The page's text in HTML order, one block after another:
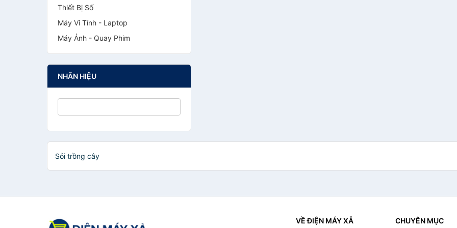
Thiết Bị Số
Máy Vi Tính - Laptop
Máy Ảnh - Quay Phim
NHÃN HIỆU
Sỏi trồng cây
VỀ ĐIỆN MÁY XẢ CHUYÊN MỤC